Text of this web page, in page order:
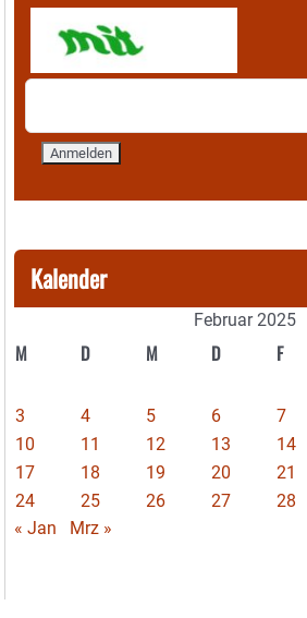
Kalender
Februar 2025
M D M D F
3
4 5 6 7
10
11 12 13 14
17
18 19 20 21
24
25 26 27
28
« Jan
Mrz »